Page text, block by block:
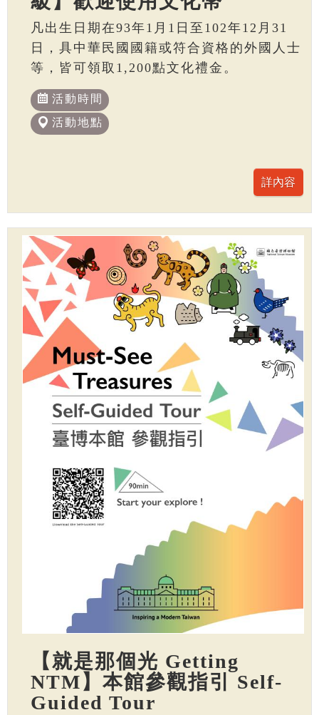
凡出生日期在93年1月1日至102年12月31
日，具中華民國國籍或符合資格的外國人士
等，皆可領取1,200點文化禮金。
活動時間
活動地點
【就是那個光 Getting
NTM】本館參觀指引 Self-
Guided Tour